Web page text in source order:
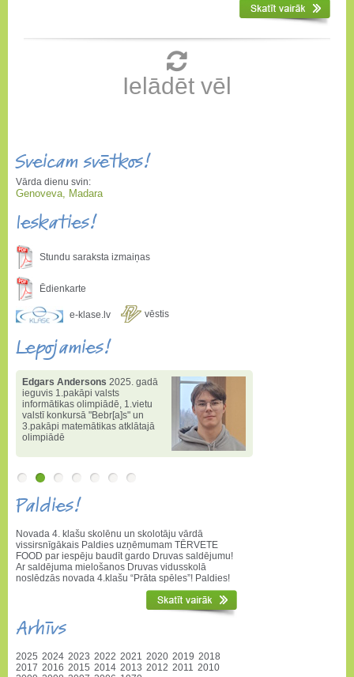
Ielādēt vēl
Sveicam svētkos!
Vārda dienu svin:
Genoveva, Madara
Ieskaties!
Stundu saraksta izmaiņas
Ēdienkarte
e-klase.lv vēstis
Lepojamies!
Edgars Andersons 2025. gadā
ieguvis 1.pakāpi valsts
informātikas olimpiādē, 1.vietu
valstī konkursā "Bebr[a]s" un
3.pakāpi matemātikas atklātajā
olimpiādē
Paldies!
Novada 4. klašu skolēnu un skolotāju vārdā
vissirsnīgākais Paldies uzņēmumam TĒRVETE
FOOD par iespēju baudīt gardo Druvas saldējumu!
Ar saldējuma mielošanos Druvas vidusskolā
noslēdzās novada 4.klašu “Prāta spēles”! Paldies!
Arhīvs
2025 2024 2023 2022 2021 2020 2019 2018
2017 2016 2015 2014 2013 2012 2011 2010